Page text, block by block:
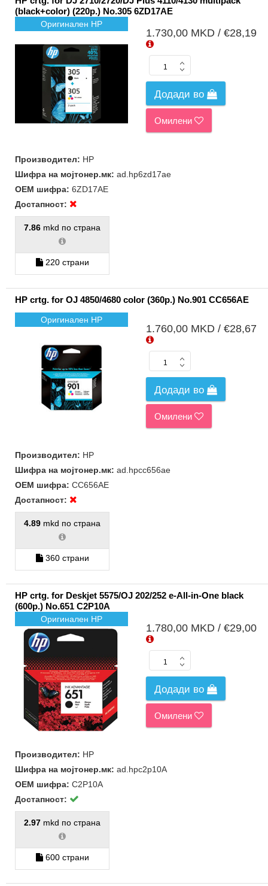
(black+color) (220p.) No.305 6ZD17AE
Оригинален HP
1.730,00 MKD / €28,19
Додади во
Омилени
Производител: HP
Шифра на мојтонер.мк: ad.hp6zd17ae
ОЕМ шифра: 6ZD17AE
Достапност:
7.86 mkd по страна
220 страни
HP crtg. for OJ 4850/4680 color (360p.) No.901 CC656AE
Оригинален HP
1.760,00 MKD / €28,67
Додади во
Омилени
Производител: HP
Шифра на мојтонер.мк: ad.hpcc656ae
ОЕМ шифра: CC656AE
Достапност:
4.89 mkd по страна
360 страни
HP crtg. for Deskjet 5575/OJ 202/252 e-All-in-One black
(600p.) No.651 C2P10A
Оригинален HP
1.780,00 MKD / €29,00
Додади во
Омилени
Производител: HP
Шифра на мојтонер.мк: ad.hpc2p10A
ОЕМ шифра: C2P10A
Достапност:
2.97 mkd по страна
600 страни